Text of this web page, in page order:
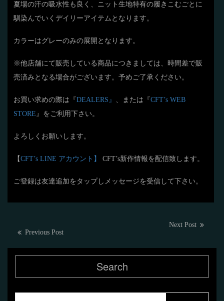
夏場の汗の吸水性も良く、ニット生地特有の履きこむごとに
馴染んでいくデイリーアイテムとなります。
カラーはグレーのみの展開となります。
※他店舗にて販売している商品につきましては、時間差で販
売済みとなる場合がございます。予めご了承ください。
お買い求めの際は『DEALERS』 、または『CFT’s WEB
STORE 』をご利用下さい。
よろしくお願いします。
【CFT’s LINE アカウント】 CFT’s新作情報を配信致します。
ご登録は友達追加をタップしメッセージを受信して下さい。
投
ナ
ビ
ゲ
Previous PostPrevious
Next PostNext
Search